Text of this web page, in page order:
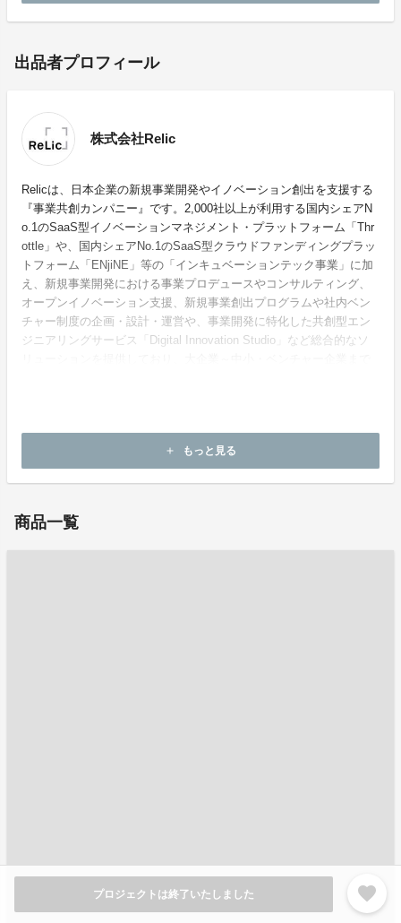
プロジェクトは終了いたしました favorite
出品者プロフィール
株式会社Relic
Relicは、日本企業の新規事業開発やイノベーション創出を支援する
『事業共創カンパニー』です。2,000社以上が利用する国内シェアN
o.1のSaaS型イノベーションマネジメント・プラットフォーム「Thr
ottle」や、国内シェアNo.1のSaaS型クラウドファンディングプラッ
トフォーム「ENjiNE」等の「インキュベーションテック事業」に加
え、新規事業開発における事業プロデュースやコンサルティング、
オープンイノベーション支援、新規事業創出プログラムや社内ベン
チャー制度の企画・設計・運営や、事業開発に特化した共創型エン
ジニアリングサービス「Digital Innovation Studio」など総合的なソ
add もっと見る
商品一覧